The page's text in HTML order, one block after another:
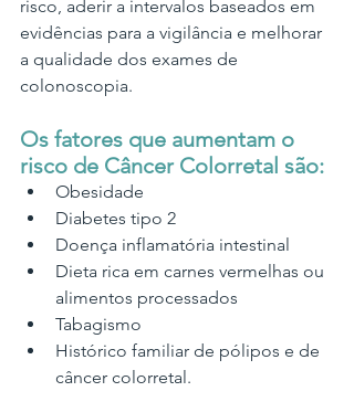
risco, aderir a intervalos baseados em
evidências para a vigilância e melhorar
a qualidade dos exames de
colonoscopia.
Os fatores que aumentam o
risco de Câncer Colorretal são:
Obesidade
Diabetes tipo 2
Doença inflamatória intestinal
Dieta rica em carnes vermelhas ou
alimentos processados
Tabagismo
Histórico familiar de pólipos e de
câncer colorretal.